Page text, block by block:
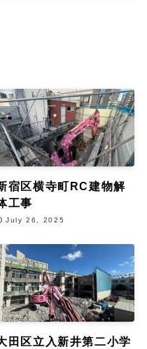
宿区横寺町RC建物解
工事
July 26, 2025
田区立入新井第二小学